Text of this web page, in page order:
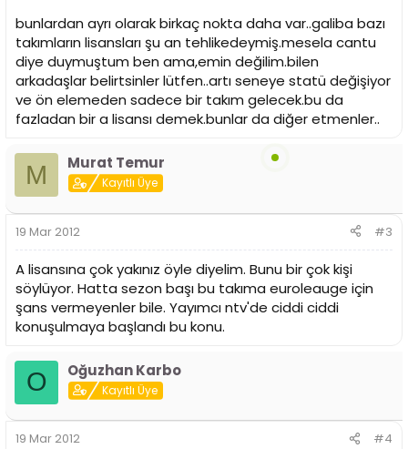
bunlardan ayrı olarak birkaç nokta daha var..galiba bazı
takımların lisansları şu an tehlikedeymiş.mesela cantu
diye duymuştum ben ama,emin değilim.bilen
arkadaşlar belirtsinler lütfen..artı seneye statü değişiyor
ve ön elemeden sadece bir takım gelecek.bu da
fazladan bir a lisansı demek.bunlar da diğer etmenler..
M Murat Temur
Kayıtlı Üye
19 Mar 2012 #3
A lisansına çok yakınız öyle diyelim. Bunu bir çok kişi
söylüyor. Hatta sezon başı bu takıma euroleauge için
şans vermeyenler bile. Yayımcı ntv'de ciddi ciddi
konuşulmaya başlandı bu konu.
O Oğuzhan Karbo
Kayıtlı Üye
19 Mar 2012 #4